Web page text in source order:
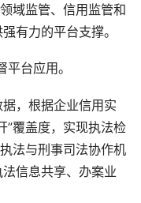
域监管、信用监管和
有力的平台支撑。
平台应用。
，根据企业信用实
”覆盖度，实现执法检
法与刑事司法协作机
信息共享、办案业